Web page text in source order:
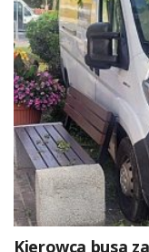
Kierowca busa